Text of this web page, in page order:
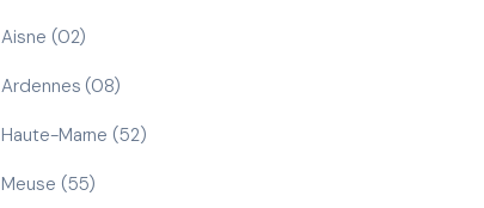
Aisne (02)
Ardennes (08)
Haute-Marne (52)
Meuse (55)